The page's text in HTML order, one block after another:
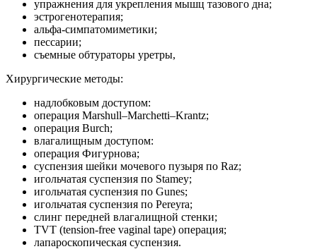
упражнения для укрепления мышц тазового дна;
эстрогенотерапия;
альфа-симпатомиметики;
пессарии;
съемные обтураторы уретры,
Хирургические методы:
надлобковым доступом:
операция Marshull–Marchetti–Krantz;
операция Вurch;
влагалищным доступом:
операция Фигурнова;
суспензия шейки мочевого пузыря по Raz;
игольчатая суспензия по Stamey;
игольчатая суспензия по Gunes;
игольчатая суспензия по Реrеуrа;
слинг передней влагалищной стенки;
TVT (tension-free vaginal tape) операция;
лапароскопическая суспензия.